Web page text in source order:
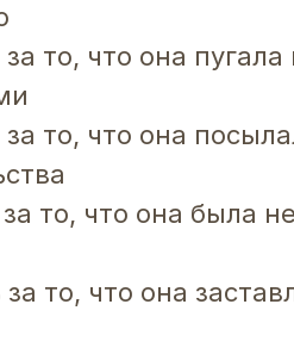
то, что она пугала
то, что она
то, что она была
то, что она